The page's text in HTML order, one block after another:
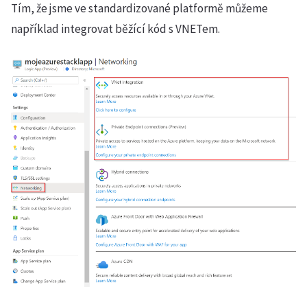
Tím, že jsme ve standardizované platformě můžeme
například integrovat běžící kód s VNETem.